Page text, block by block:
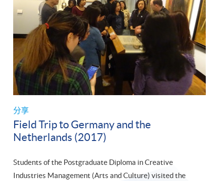
分享
Field Trip to Germany and the
Netherlands (2017)
Students of the Postgraduate Diploma in Creative
Industries Management (Arts and Culture) visited the